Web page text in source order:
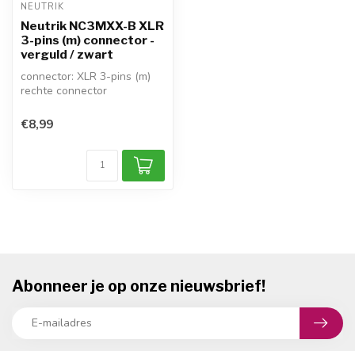
NEUTRIK
Neutrik NC3MXX-B XLR
3-pins (m) connector -
verguld / zwart
connector: XLR 3-pins (m)
rechte connector
verguld: ja / k...
€8,99
Abonneer je op onze nieuwsbrief!